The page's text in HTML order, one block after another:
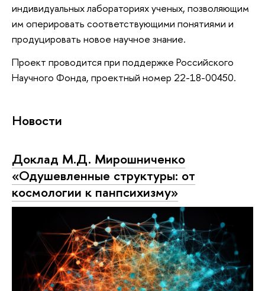
индивидуальных лабораториях ученых, позволяющим
им оперировать соответствующими понятиями и
продуцировать новое научное знание.
Проект проводится при поддержке Российского
Научного Фонда, проектный номер 22-18-00450.
Новости
Доклад М.Д. Мирошниченко
«Одушевленные структуры: от
космологии к панпсихизму»